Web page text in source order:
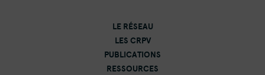
LE RÉSEAU
LES CRPV
PUBLICATIONS
RESSOURCES